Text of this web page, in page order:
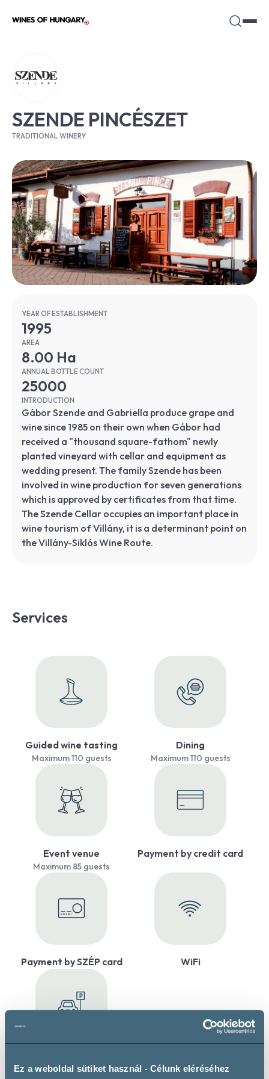
Ez a weboldal sütiket használ - Célunk eléréséhez
SZENDE PINCÉSZET
TRADITIONAL WINERY
YEAR OF ESTABLISHMENT
1995
AREA
8.00 Ha
ANNUAL BOTTLE COUNT
25000
INTRODUCTION
Gábor Szende and Gabriella produce grape and
wine since 1985 on their own when Gábor had
received a "thousand square-fathom" newly
planted vineyard with cellar and equipment as
wedding present. The family Szende has been
involved in wine production for seven generations
which is approved by certificates from that time.
The Szende Cellar occupies an important place in
wine tourism of Villány, it is a determinant point on
the Villány-Siklós Wine Route.
Services
Guided wine tasting
Maximum 110 guests
Dining
Maximum 110 guests
Event venue
Maximum 85 guests
Payment by credit card
Payment by SZÉP card WiFi